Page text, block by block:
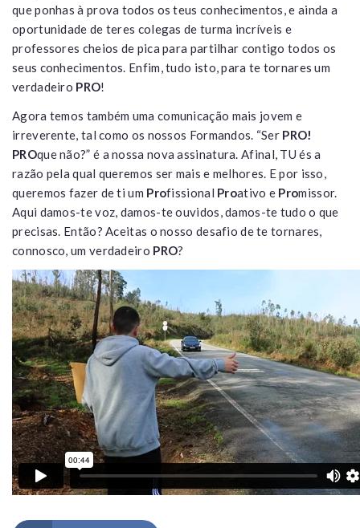
que ponhas à prova todos os teus conhecimentos, e ainda a
oportunidade de teres colegas de turma incríveis e
professores cheios de pica para partilhar contigo todos os
seus conhecimentos. Enfim, tudo isto, para te tornares um
verdadeiro PRO!
Agora temos também uma comunicação mais jovem e
irreverente, tal como os nossos Formandos. “Ser PRO!
PROque não?” é a nossa nova assinatura. Afinal, TU és a
razão pela qual queremos ser mais e melhores. E por isso,
queremos fazer de ti um Profissional Proativo e Promissor.
Aqui damos-te voz, damos-te ouvidos, damos-te tudo o que
precisas. Então? Aceitas o nosso desafio de te tornares,
connosco, um verdadeiro PRO?